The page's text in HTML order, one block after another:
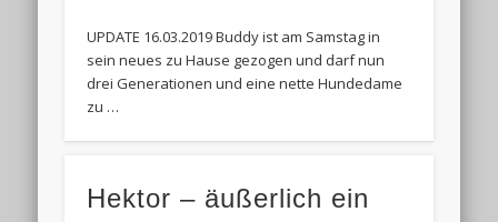
UPDATE 16.03.2019 Buddy ist am Samstag in
sein neues zu Hause gezogen und darf nun
drei Generationen und eine nette Hundedame
zu …
Hektor – äußerlich ein